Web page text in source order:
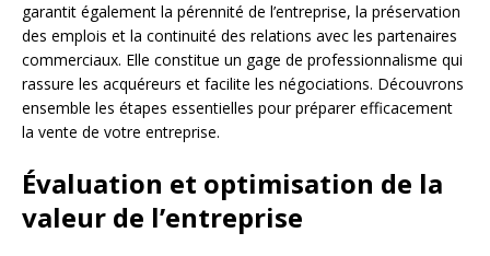
garantit également la pérennité de l’entreprise, la préservation
des emplois et la continuité des relations avec les partenaires
commerciaux. Elle constitue un gage de professionnalisme qui
rassure les acquéreurs et facilite les négociations. Découvrons
ensemble les étapes essentielles pour préparer efficacement
la vente de votre entreprise.
Évaluation et optimisation de la
valeur de l’entreprise